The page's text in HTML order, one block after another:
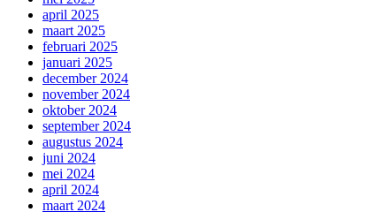
april 2025
maart 2025
februari 2025
januari 2025
december 2024
november 2024
oktober 2024
september 2024
augustus 2024
juni 2024
mei 2024
april 2024
maart 2024